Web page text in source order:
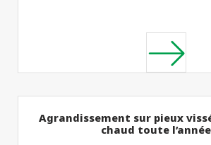
Agrandissement sur pieux
chaud toute l’année